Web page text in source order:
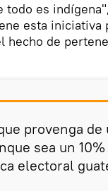
todo es
esta iniciativa
hecho de
provenga
sea un
electoral